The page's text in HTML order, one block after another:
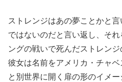
ストレンジはあの夢ことかと
ではないのだと言い返し、そ
ングの戦いで死んだストレンジ
彼女は名前をアメリカ・チャ
と別世界に開く扉の形のイメ